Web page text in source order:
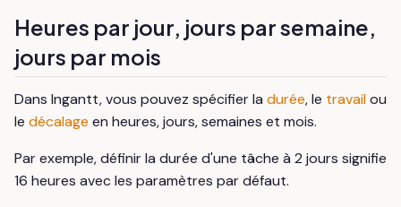
Heures par jour, jours par semaine,
jours par mois
Dans Ingantt, vous pouvez spécifier la durée, le travailou
le décalage en heures, jours, semaines et mois.
Par exemple, définir la durée d'une tâche à 2 jours signifie
16 heures avec les paramètres par défaut.